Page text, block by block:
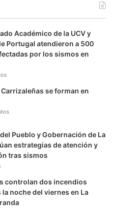
g
r
a
r
a
m
k
Académico de la UCV y
Portugal atendieron a 500
por los sismos en
se forman en
Pueblo y Gobernación de La
estrategias de atención y
tras sismos
controlan dos incendios
noche del viernes en La